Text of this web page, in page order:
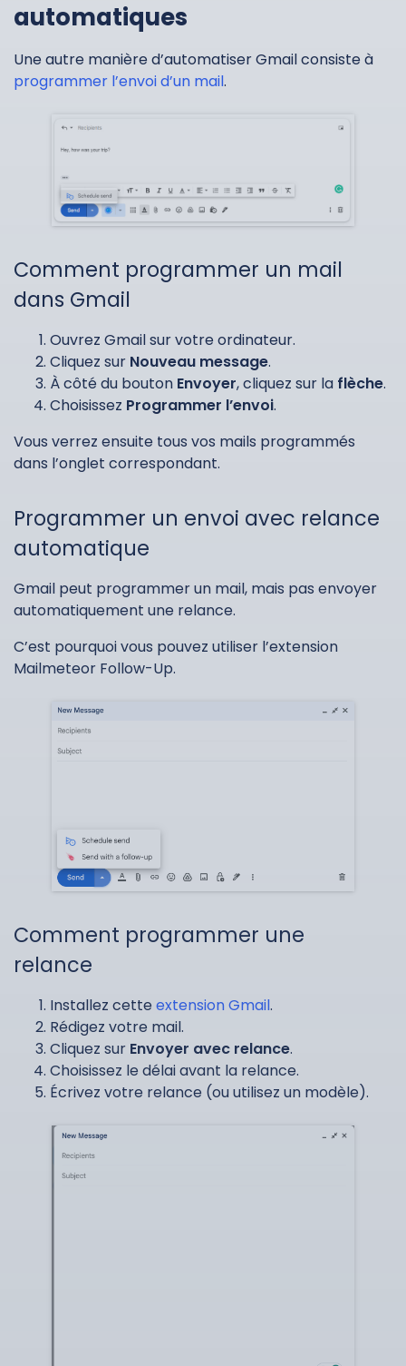
automatiques
Une autre manière d’automatiser Gmail consiste à
programmer l’envoi d’un mail.
Comment programmer un mail
dans Gmail
Ouvrez Gmail sur votre ordinateur.
Cliquez sur Nouveau message.
À côté du bouton Envoyer, cliquez sur la flèche.
Choisissez Programmer l’envoi.
Vous verrez ensuite tous vos mails programmés
dans l’onglet correspondant.
Programmer un envoi avec relance
automatique
Gmail peut programmer un mail, mais pas envoyer
automatiquement une relance.
C’est pourquoi vous pouvez utiliser l’extension
Mailmeteor Follow-Up.
Comment programmer une
relance
Installez cette extension Gmail.
Rédigez votre mail.
Cliquez sur Envoyer avec relance.
Choisissez le délai avant la relance.
Écrivez votre relance (ou utilisez un modèle).